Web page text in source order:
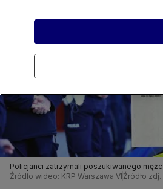
Policjanci zatrzymali poszukiwanego
Źródło wideo: KRP Warszawa VI Źródło